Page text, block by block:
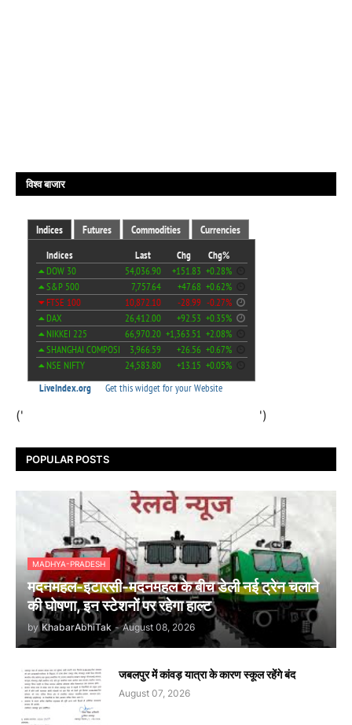
विश्व बाजार
(' ')
POPULAR POSTS
MADHYA-PRADESH
मदनमहल-इटारसी-मदनमहल के बीच डेली नई ट्रेन चलाने
की घोषणा, इन स्टेशनों पर रहेगा हाल्ट
by KhabarAbhiTak - August 08, 2026
जबलपुर में कांवड़ यात्रा के कारण स्कूल रहेंगे बंद
August 07, 2026